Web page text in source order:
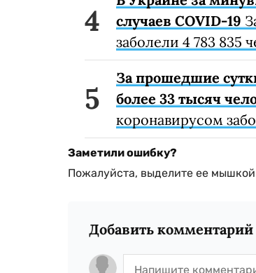
случаев COVID-19
заболели 4 783 835
За прошедшие
более 33 тысяч
коронавирусом
Заметили ошибку?
Пожалуйста, выделите ее
Добавить комментарий